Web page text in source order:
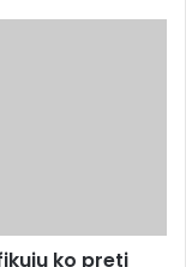
ko preti